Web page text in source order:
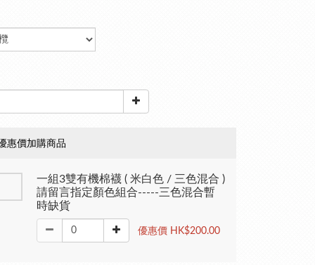
惠價加購商品
一組3雙有機棉襪 ( 米白色 / 三色混合 )
請留言指定顏色組合-----三色混合暫
時缺貨
優惠價 HK$200.00